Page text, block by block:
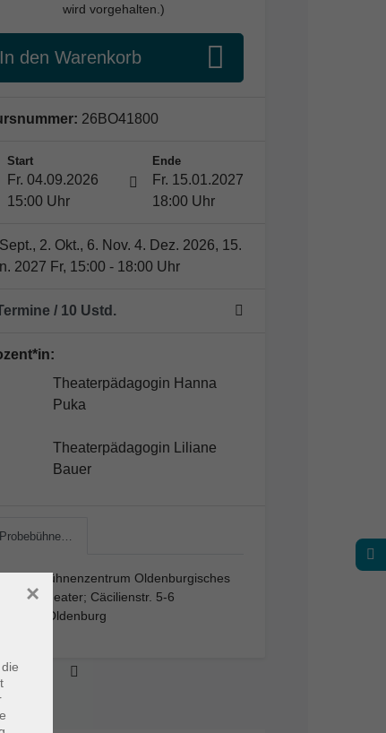
wird vorgehalten.)
In den Warenkorb
26BO41800
Start
Fr. 04.09.2026
15:00 Uhr
Ende
Fr. 15.01.2027
18:00 Uhr
2. Okt., 6. Nov. 4. Dez. 2026, 15.
2027 Fr, 15:00 - 18:00 Uhr
/ 10 Ustd.
Theaterpädagogin Hanna
Puka
Theaterpädagogin Liliane
Bauer
Probebühne…
Probebühnenzentrum Oldenburgisches
Staatstheater; Cäcilienstr. 5-6
26122 Oldenburg
×